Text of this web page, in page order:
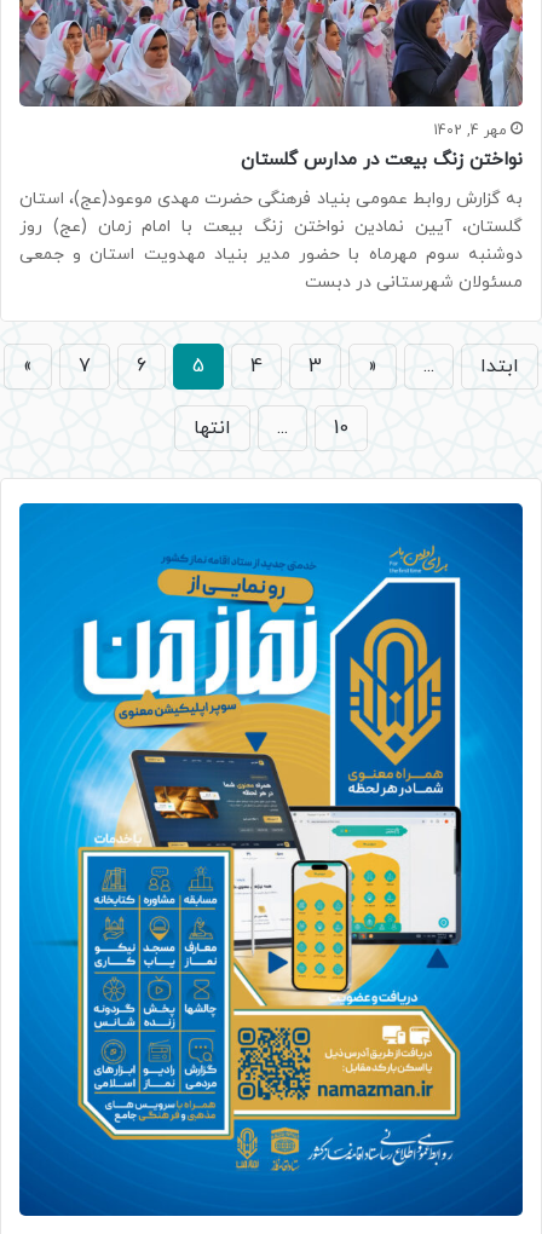
مهر 4, 1402
نواختن زنگ بیعت در مدارس گلستان
به گزارش روابط عمومی بنیاد فرهنگی حضرت مهدی موعود(عج)، استان
گلستان، آیین نمادین نواختن زنگ بیعت با امام زمان (عج) روز
دوشنبه سوم مهرماه با حضور مدیر بنیاد مهدویت استان و جمعی
مسئولان شهرستانی در دبست
ابتدا ...
«
3
4
5
6
7
»
10
... انتها